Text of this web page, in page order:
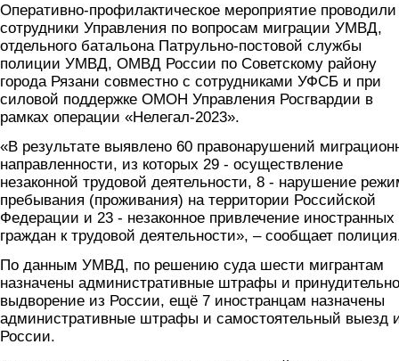
Оперативно-профилактическое мероприятие проводили
сотрудники Управления по вопросам миграции УМВД,
отдельного батальона Патрульно-постовой службы
полиции УМВД, ОМВД России по Советскому району
города Рязани совместно с сотрудниками УФСБ и при
силовой поддержке ОМОН Управления Росгвардии в
рамках операции «Нелегал-2023».
«В результате выявлено 60 правонарушений
направленности, из которых 29 - осуществление
незаконной трудовой деятельности, 8 - нарушение
пребывания (проживания) на территории Российской
Федерации и 23 - незаконное привлечение иностранных
граждан к трудовой деятельности», – сообщает
По данным УМВД, по решению суда шести мигрантам
назначены административные штрафы и
выдворение из России, ещё 7 иностранцам назначены
административные штрафы и самостоятельный выезд
России.